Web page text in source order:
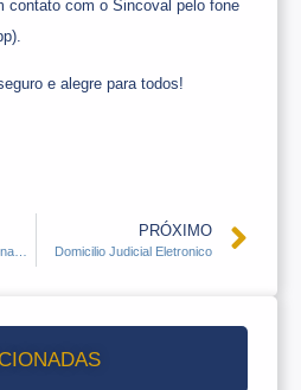
contato com o Sincoval pelo fone
e alegre para todos!
PRÓXIMO
Domicilio Judicial Eletronico